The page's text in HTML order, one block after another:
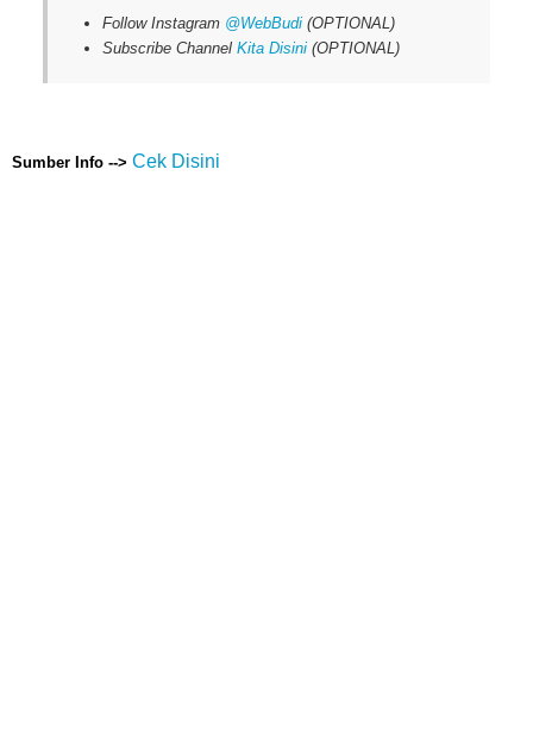
Follow Instagram @WebBudi(OPTIONAL)
Subscribe Channel Kita Disini(OPTIONAL)
Sumber Info --> Cek Disini